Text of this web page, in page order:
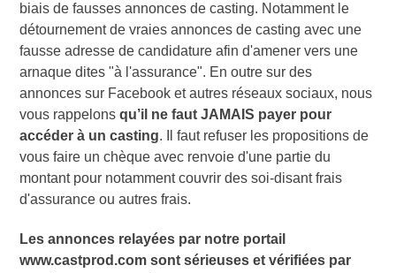
biais de fausses annonces de casting. Notamment le
détournement de vraies annonces de casting avec une
fausse adresse de candidature afin d'amener vers une
arnaque dites "à l'assurance". En outre sur des
annonces sur Facebook et autres réseaux sociaux, nous
vous rappelonsqu’il ne faut JAMAIS payer pour
accéder à un casting. Il faut refuser les propositions de
vous faire un chèque avec renvoie d'une partie du
montant pour notamment couvrir des soi-disant frais
d'assurance ou autres frais.
Les annonces relayées par notre portail
www.castprod.com sont sérieuses et vérifiées par